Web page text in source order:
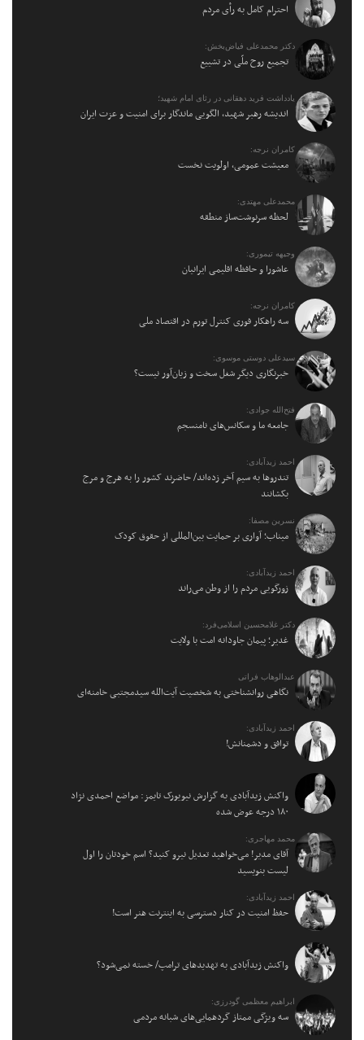
احترام کامل به رأی مردم
دکتر محمدعلی فیاض‌بخش:
تجمیع روح ملّی در تشییع
یادداشت فرید دهقانی در رثای امام شهید؛
اندیشه رهبر شهید، الگویی ماندگار برای امنیت و عزت ایران
کامران نرجه:
معیشت عمومی، اولویت نخست
محمدعلی مهتدی:
لحظه سرنوشت‌ساز منطقه
وجیهه تیموری:
عاشورا و حافظه اقلیمی ایرانیان
کامران نرجه:
سه راهکار فوری کنترل تورم در اقتصاد ملی
سیدعلی دوستی موسوی:
خبرنگاری دیگر شغل سخت و زیان‌آور نیست؟
فتح‌الله جوادی:
جامعه ما و سکانس‌های نامنسجم
احمد زیدآبادی:
تندروها به سیم آخر زده‌اند/ حاضرند کشور را به هرج و مرج
بکشانند
نسرین مصفا:
میناب؛ آواری بر حمایت بین‌المللی از حقوق کودک
احمد زیدآبادی:
زورگویی مردم را از وطن می‌راند
دکتر غلامحسین اسلامی‌فرد:
غدیر؛ پیمان جاودانه امت با ولایت
عبدالوهاب فراتی
نگاهی روانشناختی به شخصیت آیت‌الله سیدمجتبی خامنه‌ای
احمد زیدآبادی:
توافق و دشمنانش!
واکنش زیدآبادی به گزارش نیویورک تایمز: مواضع احمدی نژاد
۱۸۰ درجه عوض شده
محمد مهاجری:
آقای مدیر! می‌خواهید تعدیل نیرو کنید؟ اسم خودتان را اول
لیست بنویسید
احمد زیدآبادی:
حفظ امنیت در کنار دسترسی به اینترنت هنر است!
واکنش زیدآبادی به تهدیدهای ترامپ/ خسته نمی‌شود؟
ابراهیم معظمی گودرزی:
سه ویژگی ممتاز گردهمایی‌های شبانه مردمی